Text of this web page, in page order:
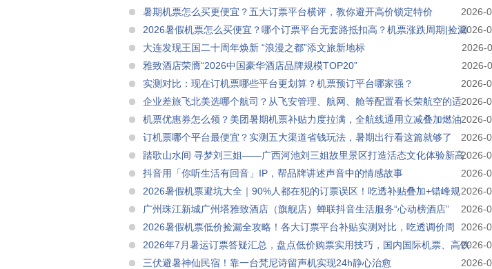
暑期机票怎么买更便宜？五大订票平台横评，教你避开高价锁定特价
2026-
2026暑假机票怎么买便宜？哪个订票平台无套路抵扣高？机票涨跌周期|捡漏
+分人群购票+付款避坑攻略
2026-
大连发现王国二十周年焕新 “浪漫之都”添文旅新地标
2026-
雅致酒店荣膺“2026中国豪华酒店品牌规模TOP20”
2026-
实测对比：现在订机票哪些平台更划算？机票预订平台哪家强？
2026-
企业差旅飞北美选哪个航司？从飞安管理、航网、舱等配置看长荣航空的适
用场景
2026-
机票优惠券怎么领？美团暑期机票补贴力度拉满，全航线通用立减叠加燃油
专项抵扣，国内特价机票轻松订
2026-
订机票哪个平台最便宜？实测五大渠道省钱玩法，暑期出行看这篇就够了
2026-
踏歌山水间 寻梦刘三姐——广西河池刘三姐故里景区打造活态文化体验新高
地
2026-
抖音用「你听生活有回音」IP，帮品牌讲述声音中的情感故事
2026-
2026暑假机票避坑大全｜90%人都在犯的订票误区！吃透补贴叠加+错峰规
律，旺季出行不花一分冤枉钱
2026-
广州珠江新城广州塔雅致酒店（旗舰店）蝉联抖音生活服务“心动榜酒店”
2026-
2026暑假机票低价捡漏全攻略！各大订票平台补贴实测对比，吃透调价周
期，叠满多重百元补贴稳抢特价票
2026-
2026年7月暑运订票答疑汇总，盘点低价购票实用技巧，国内国际机票、高铁
车票大额领券教程
2026-
三伏避暑神仙民宿！靠一台梵尼诗留声机实现24h静心治愈
2026-